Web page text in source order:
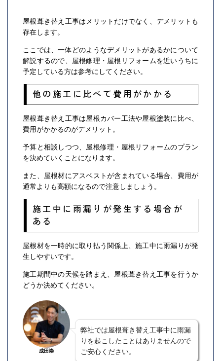
屋根葺き替え工事はメリットだけでなく、デメリットも
存在します。
ここでは、一体どのようなデメリットがあるかについて
解説するので、屋根修理・屋根リフォームを近いうちに
予定している方は参考にしてください。
他の施工に比べて費用がかかる
屋根葺き替え工事は屋根カバー工法や屋根塗装に比べ、
費用がかかるのがデメリット。
予算と相談しつつ、屋根修理・屋根リフォームのプラン
を決めていくことになります。
また、屋根材にアスベストが含まれている場合、費用が
通常よりも高額になるので注意しましょう。
施工中に雨漏りが発生する場合が
ある
屋根材を一時的に取り払う関係上、施工中に雨漏りが発
生しやすいです。
施工期間中の天候を踏まえ、屋根葺き替え工事を行うか
どうか決めてください。
成田崇
弊社では屋根葺き替え工事中に雨漏
りを起こしたことはありませんので
ご安心ください。